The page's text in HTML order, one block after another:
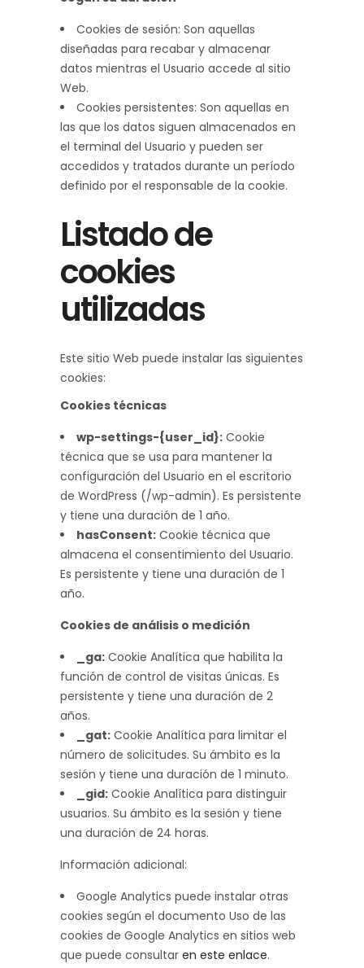
Cookies de sesión: Son aquellas
diseñadas para recabar y almacenar
datos mientras el Usuario accede al sitio
Web.
Cookies persistentes: Son aquellas en
las que los datos siguen almacenados en
el terminal del Usuario y pueden ser
accedidos y tratados durante un período
definido por el responsable de la cookie.
Listado de
cookies
utilizadas
Este sitio Web puede instalar las siguientes
cookies:
Cookies técnicas
wp-settings-{user_id}: Cookie
técnica que se usa para mantener la
configuración del Usuario en el escritorio
de WordPress (/wp-admin). Es persistente
y tiene una duración de 1 año.
hasConsent: Cookie técnica que
almacena el consentimiento del Usuario.
Es persistente y tiene una duración de 1
año.
Cookies de análisis o medición
_ga: Cookie Analítica que habilita la
función de control de visitas únicas. Es
persistente y tiene una duración de 2
años.
_gat: Cookie Analítica para limitar el
número de solicitudes. Su ámbito es la
sesión y tiene una duración de 1 minuto.
_gid: Cookie Analítica para distinguir
usuarios. Su ámbito es la sesión y tiene
una duración de 24 horas.
Información adicional:
Google Analytics puede instalar otras
cookies según el documento Uso de las
cookies de Google Analytics en sitios web
que puede consultar en este enlace.